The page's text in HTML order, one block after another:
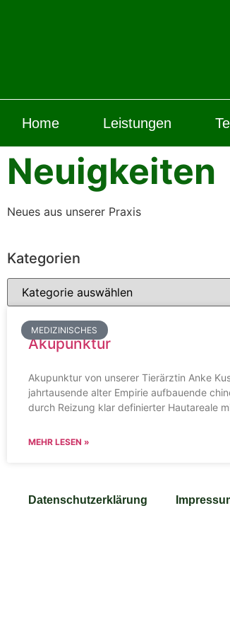
Home Leistungen
Neuigkeiten
Neues aus unserer Praxis
Kategorien
MEDIZINISCHES
Akupunktur
Akupunktur von unserer Tierärztin Anke
jahrtausende alter Empirie aufbauende
durch Reizung klar definierter Hautareale
MEHR LESEN »
Datenschutzerklärung